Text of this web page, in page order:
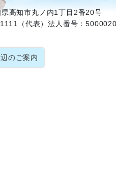
県高知市丸ノ内1丁目2番20号
（代表）法人番号：
のご案内